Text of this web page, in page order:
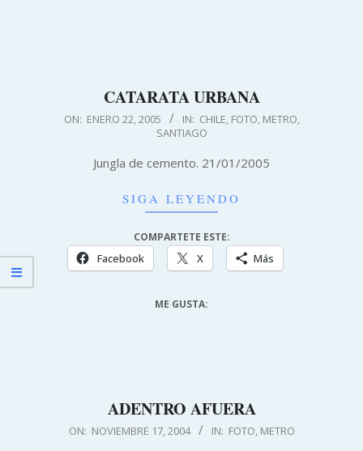
CATARATA URBANA
2005-
ON: ENERO 22, 2005 IN: CHILE FOTO METRO
SANTIAGO
Jungla de cemento. 21/01/2005
SIGA LEYENDO
COMPARTETE ESTE:
Facebook X Más
ME GUSTA:
ADENTRO AFUERA
2004-
ON: NOVIEMBRE 17, 2004 IN: FOTO METRO